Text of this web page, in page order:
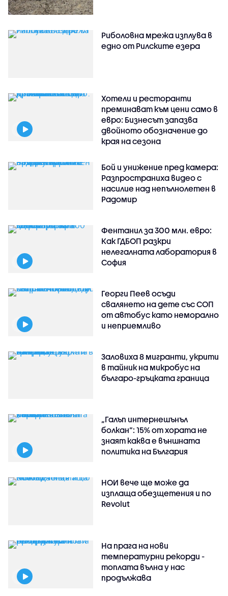
Риболовна мрежа изплува в
едно от Рилските езера
Хотели и ресторанти
преминават към цени само в
евро: Бизнесът запазва
двойното обозначение до
края на сезона
Бой и унижение пред камера:
Разпространиха видео с
насилие над непълнолетен в
Радомир
Фентанил за 300 млн. евро:
Как ГДБОП разкри
нелегалната лаборатория в
София
Георги Пеев осъди
свалянето на дете със СОП
от автобус като неморално
и неприемливо
Заловиха 8 мигранти, укрити
в тайник на микробус на
българо-гръцката граница
„Галъп интернешънъл
болкан“: 15% от хората не
знаят каква е външната
политика на България
НОИ вече ще може да
изплаща обезщетения и по
Revolut
На прага на нови
температурни рекорди -
топлата вълна у нас
продължава